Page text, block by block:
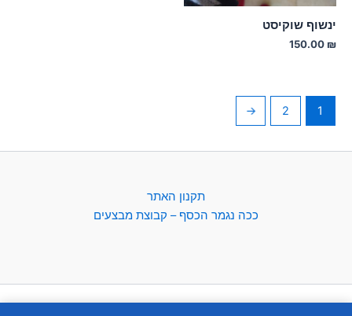
ינשוף שוקיסט
150.00 ₪
1
2
←
תקנון האתר
ככה נגמר הכסף – קבוצת מבצעים